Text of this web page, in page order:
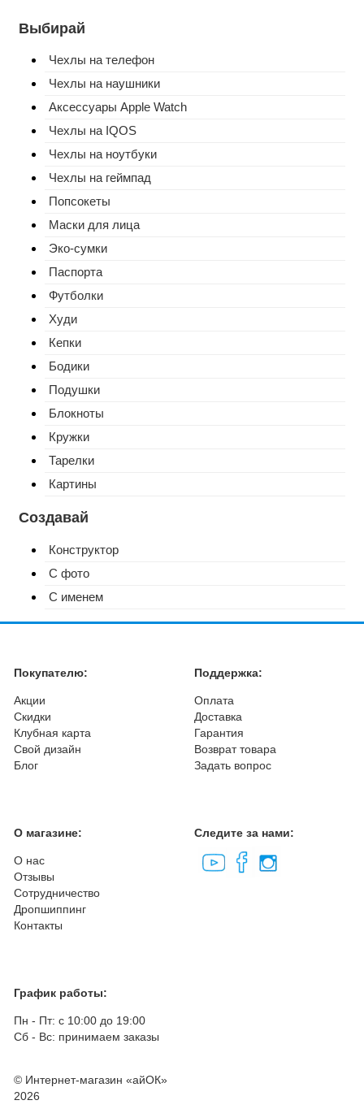
Выбирай
Чехлы на телефон
Чехлы на наушники
Аксессуары Apple Watch
Чехлы на IQOS
Чехлы на ноутбуки
Чехлы на геймпад
Попсокеты
Маски для лица
Эко-сумки
Паспорта
Футболки
Худи
Кепки
Бодики
Подушки
Блокноты
Кружки
Тарелки
Картины
Создавай
Конструктор
С фото
С именем
График работы:
Пн - Пт: с 10:00 до 19:00
Сб - Вс: принимаем заказы
© Интернет-магазин «айОК»
2026
Покупателю:
Акции
Скидки
Клубная карта
Свой дизайн
Блог
Поддержка:
Оплата
Доставка
Гарантия
Возврат товара
Задать вопрос
О магазине:
О нас
Отзывы
Сотрудничество
Дропшиппинг
Контакты
Следите за нами: